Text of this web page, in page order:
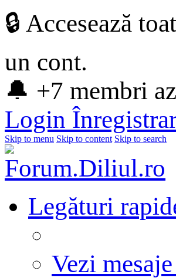
🔒 Accesează
un cont.
🔔 +7 membri
Login
Skip to menu Skip to content Skip to search
Legături
Vezi